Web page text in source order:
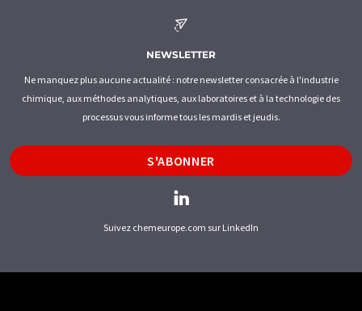
NEWSLETTER
Ne manquez plus aucune actualité : notre newsletter consacrée à l'industrie
chimique, aux méthodes analytiques, aux laboratoires et à la technologie des
processus vous informe tous les mardis et jeudis.
S'ABONNER
Suivez chemeurope.com sur LinkedIn